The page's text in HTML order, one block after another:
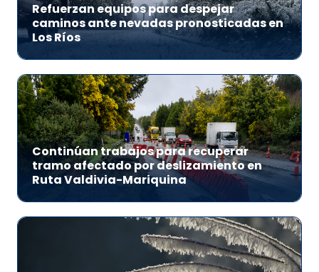
Refuerzan equipos para despejar
caminos ante nevadas pronosticadas en
Los Ríos
Continúan trabajos para recuperar
tramo afectado por deslizamiento en
Ruta Valdivia-Mariquina